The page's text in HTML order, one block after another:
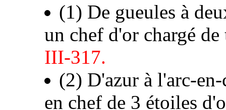
(1) De gueules à
un chef d'or chargé
III-317.
(2) D'azur à l'arc-
en chef de 3 étoiles